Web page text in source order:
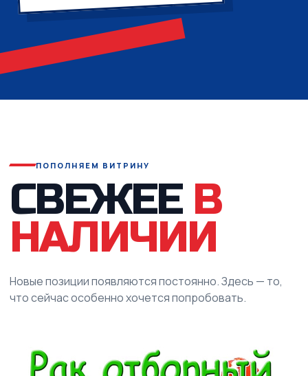
ПОПОЛНЯЕМ ВИТРИНУ
СВЕЖЕЕ В
НАЛИЧИИ
Новые позиции появляются постоянно. Здесь — то,
что сейчас особенно хочется попробовать.